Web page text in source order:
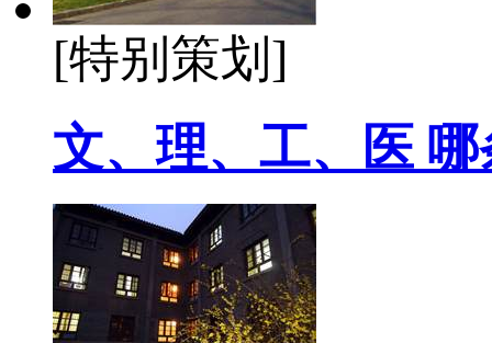
[特别策划]
文、理、工、医